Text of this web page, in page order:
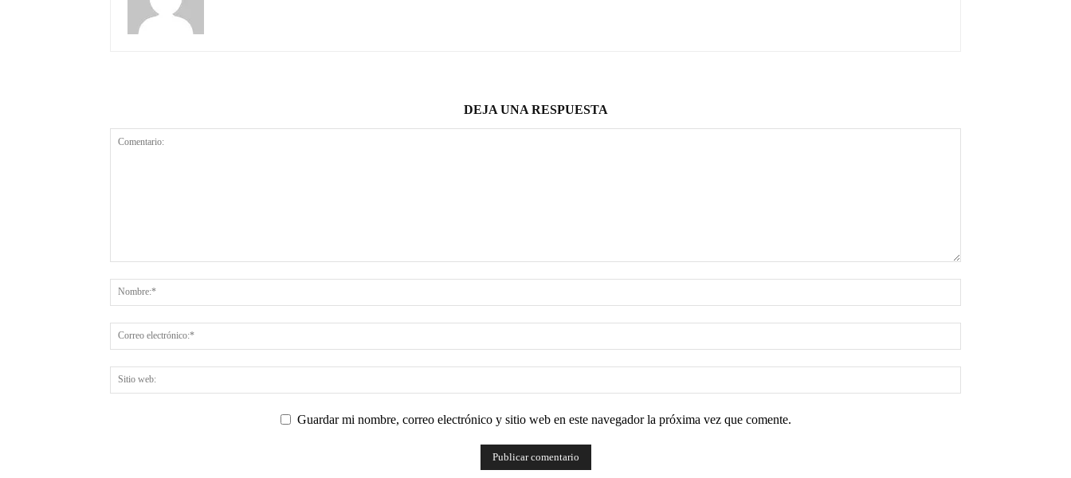
DEJA UNA RESPUESTA
Guardar mi nombre, correo electrónico y sitio web en este navegador la próxima vez que comente.